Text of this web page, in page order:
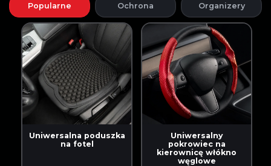
Popularne Ochrona Organizery
Uniwersalna poduszka
na fotel
Uniwersalny
pokrowiec na
kierownicę włókno
węglowe